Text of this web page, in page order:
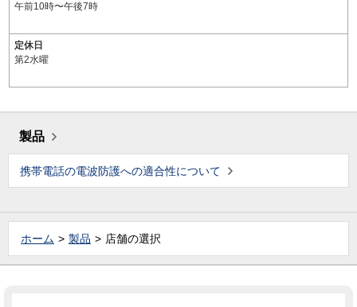
午前10時〜午後7時
定休日
第2水曜
製品
携帯電話の電波防護への適合性について
ホーム 製品 店舗の選択